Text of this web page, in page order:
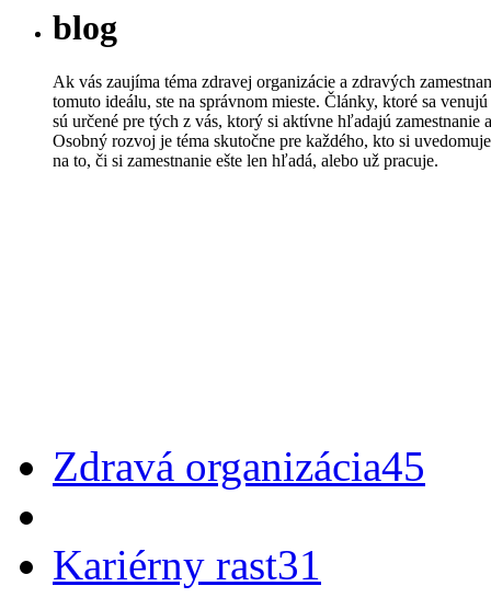
blog
Ak vás zaujíma téma zdravej organizácie a zdravých
tomuto ideálu, ste na správnom mieste. Články, ktoré sa
sú určené pre tých z vás, ktorý si aktívne hľadajú zamestnanie
Osobný rozvoj je téma skutočne pre každého, kto si
na to, či si zamestnanie ešte len hľadá, alebo už pracuje.
Zdravá organizácia45
Kariérny rast31